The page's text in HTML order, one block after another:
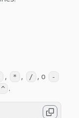
, * , / , o -
^ .